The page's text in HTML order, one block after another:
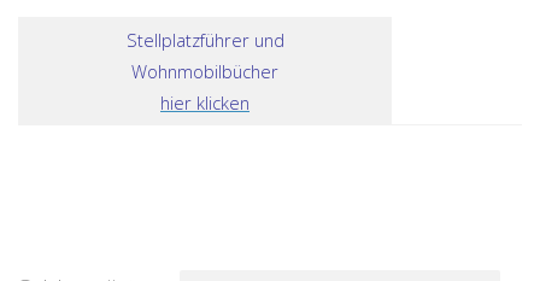
Stellplatzführer und
Wohnmobilbücher
hier klicken